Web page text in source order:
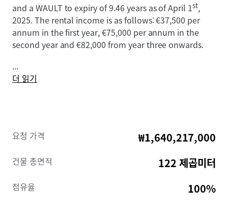
and a WAULT to expiry of 9.46 years as of April 1st,
2025. The rental income is as follows: €37,500 per
annum in the first year, €75,000 per annum in the
second year and €82,000 from year three onwards.
The unit is ideally located in the biggest shopping
centre in Tallaght, a southwest suburb of Dublin, with
Centre as well as ample Dublin bus routes. The M50,
Dublin’s main motorway, is 2.5 km to the east.
The Square is home to over 160 retail units and
sq. ft. of space. Anchor tenants include Tesco, Dunnes
...
더 읽기
요청 가격 ₩1,640,217,000
건물 총면적 122 제곱미터
점유율 100%